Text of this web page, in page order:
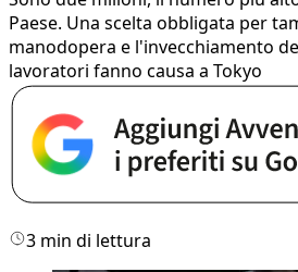
Paese. Una scelta obbligata per
manodopera e l'invecchiamento
lavoratori fanno causa a Tokyo
3 min di lettura